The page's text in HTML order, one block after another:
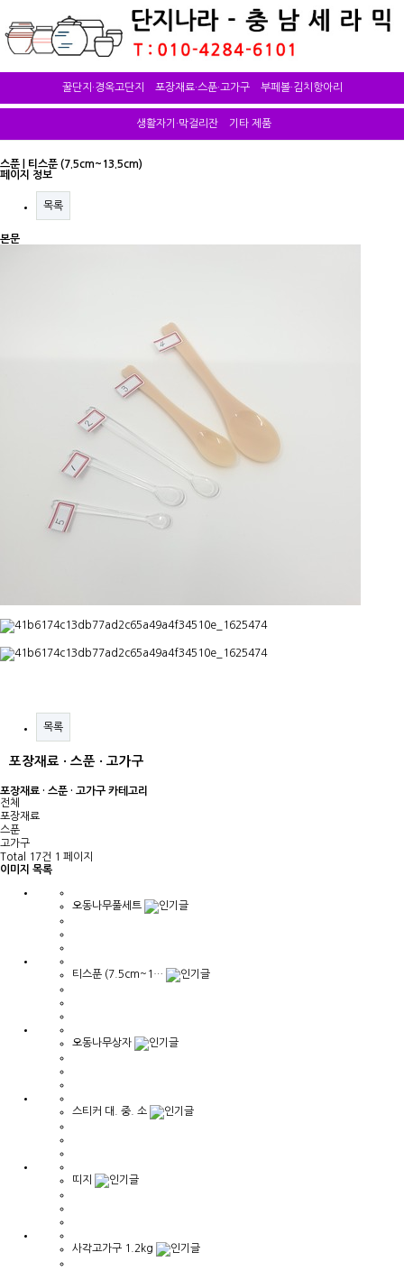
꿀단지·경옥고단지 포장재료·스푼·고가구 부페볼·김치항아리
생활자기·막걸리잔 기타 제품
스푼 | 티스푼 (7.5cm~13.5cm)
페이지 정보
목록
본문
목록
포장재료 · 스푼 · 고가구
포장재료 · 스푼 · 고가구 카테고리
전체
포장재료
스푼
고가구
Total 17건 1 페이지
이미지 목록
오동나무풀세트
티스푼 (7.5cm~1…
오동나무상자
스티커 대. 중. 소
띠지
사각고가구 1.2kg